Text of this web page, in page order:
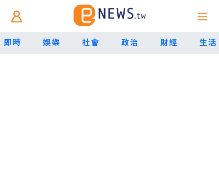
即時 娛樂 社會 政治 財經 生活